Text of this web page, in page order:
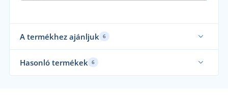
A termékhez ajánljuk 6
Hasonló termékek 6